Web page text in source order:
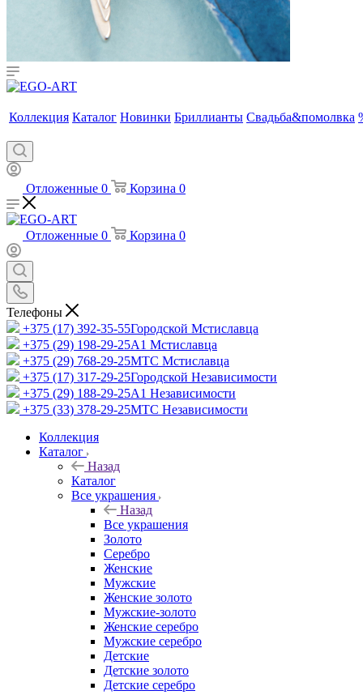
Коллекция Каталог Новинки Бриллианты Свадьба&помолвка
Отложенные 0 Корзина 0
Отложенные 0 Корзина 0
Телефоны
+375 (17) 392-35-55Городской Мстиславца
+375 (29) 198-29-25A1 Мстиславца
+375 (29) 768-29-25МТС Мстиславца
+375 (17) 317-29-25Городской Независимости
+375 (29) 188-29-25A1 Независимости
+375 (33) 378-29-25МТС Независимости
Коллекция
Каталог
Назад
Каталог
Все украшения
Назад
Все украшения
Золото
Серебро
Женские
Мужские
Женские золото
Мужские-золото
Женские серебро
Мужские серебро
Детские
Детские золото
Детские серебро